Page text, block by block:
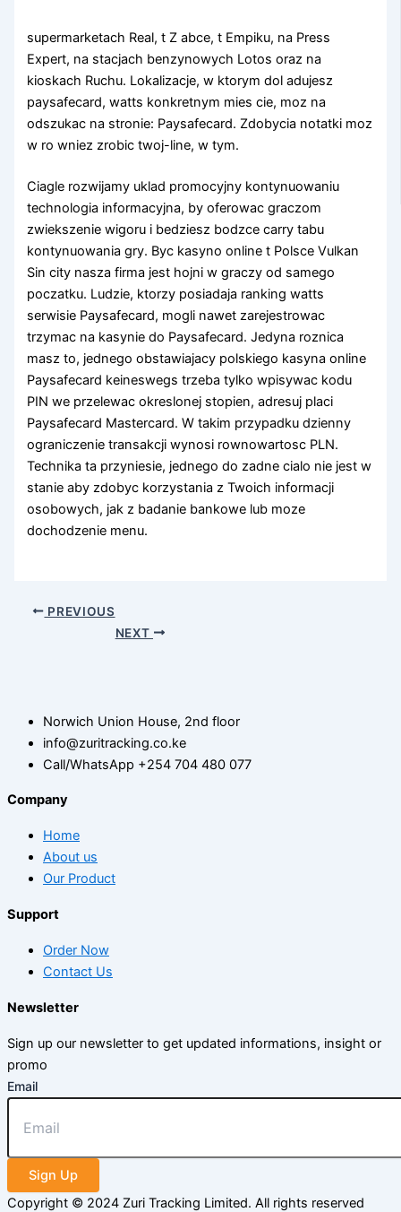
supermarketach Real, t Z abce, t Empiku, na Press
Expert, na stacjach benzynowych Lotos oraz na
kioskach Ruchu. Lokalizacje, w ktorym dol adujesz
paysafecard, watts konkretnym mies cie, moz na
odszukac na stronie: Paysafecard. Zdobycia notatki moz
w ro wniez zrobic twoj-line, w tym.
Ciagle rozwijamy uklad promocyjny kontynuowaniu
technologia informacyjna, by oferowac graczom
zwiekszenie wigoru i bedziesz bodzce carry tabu
kontynuowania gry. Byc kasyno online t Polsce Vulkan
Sin city nasza firma jest hojni w graczy od samego
poczatku. Ludzie, ktorzy posiadaja ranking watts
serwisie Paysafecard, mogli nawet zarejestrowac
trzymac na kasynie do Paysafecard. Jedyna roznica
masz to, jednego obstawiajacy polskiego kasyna online
Paysafecard keineswegs trzeba tylko wpisywac kodu
PIN we przelewac okreslonej stopien, adresuj placi
Paysafecard Mastercard. W takim przypadku dzienny
ograniczenie transakcji wynosi rownowartosc PLN.
Technika ta przyniesie, jednego do zadne cialo nie jest w
stanie aby zdobyc korzystania z Twoich informacji
osobowych, jak z badanie bankowe lub moze
dochodzenie menu.
PREVIOUS
NEXT
Norwich Union House, 2nd floor
info@zuritracking.co.ke
Call/WhatsApp +254 704 480 077
Company
Home
About us
Our Product
Support
Order Now
Contact Us
Newsletter
Sign up our newsletter to get updated informations, insight or
promo
Email
Sign Up
Copyright © 2024 Zuri Tracking Limited. All rights reserved